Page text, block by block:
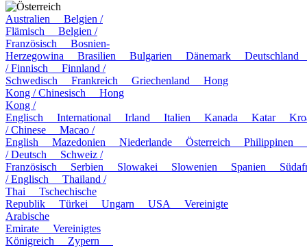
Österreich
Australien Belgien /
Flämisch Belgien /
Französisch Bosnien-
Herzegowina Brasilien Bulgarien Dänemark
/ Finnisch Finnland /
Schwedisch Frankreich Griechenland Hong
Kong / Chinesisch Hong
Kong /
Englisch International Irland Italien Kanada Katar
/ Chinese Macao /
English Mazedonien Niederlande Österreich Philippinen
/ Deutsch Schweiz /
Französisch Serbien Slowakei Slowenien Spanien
/ Englisch Thailand /
Thai Tschechische
Republik Türkei Ungarn USA Vereinigte
Arabische
Emirate Vereinigtes
Königreich Zypern